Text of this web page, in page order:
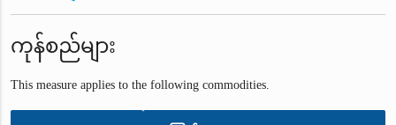
ကုန်စည်များ
This measure applies to the following commodities.